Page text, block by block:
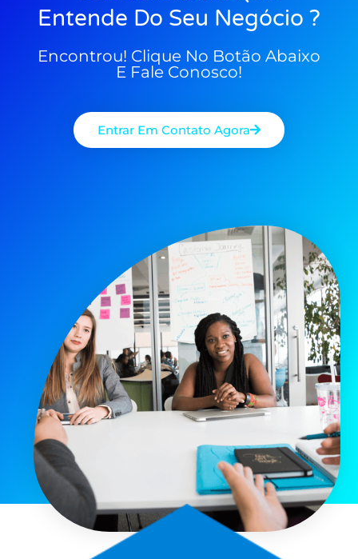
Entende Do Seu Negócio ?
Encontrou! Clique No Botão Abaixo
E Fale Conosco!
Entrar Em Contato Agora